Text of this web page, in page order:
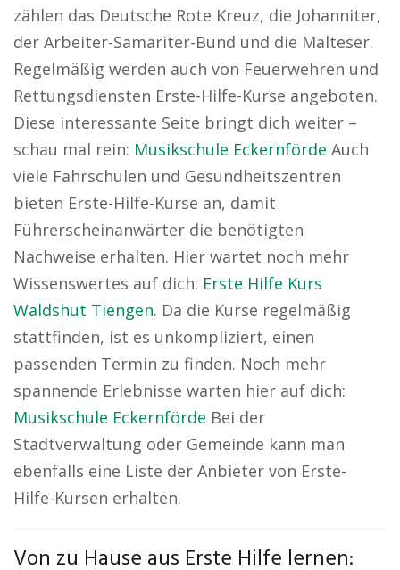
zählen das Deutsche Rote Kreuz, die Johanniter,
der Arbeiter-Samariter-Bund und die Malteser.
Regelmäßig werden auch von Feuerwehren und
Rettungsdiensten Erste-Hilfe-Kurse angeboten.
Diese interessante Seite bringt dich weiter –
schau mal rein: Musikschule Eckernförde Auch
viele Fahrschulen und Gesundheitszentren
bieten Erste-Hilfe-Kurse an, damit
Führerscheinanwärter die benötigten
Nachweise erhalten. Hier wartet noch mehr
Wissenswertes auf dich: Erste Hilfe Kurs
Waldshut Tiengen. Da die Kurse regelmäßig
stattfinden, ist es unkompliziert, einen
passenden Termin zu finden. Noch mehr
spannende Erlebnisse warten hier auf dich:
Musikschule Eckernförde Bei der
Stadtverwaltung oder Gemeinde kann man
ebenfalls eine Liste der Anbieter von Erste-
Hilfe-Kursen erhalten.
Von zu Hause aus Erste Hilfe lernen: